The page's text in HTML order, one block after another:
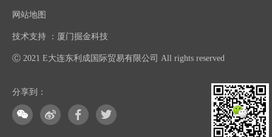
网站地图
技术支持 ：厦门掘金科技
Ⓒ 2021 E大连东利成国际贸易有限公司 All rights reserved
分享到：